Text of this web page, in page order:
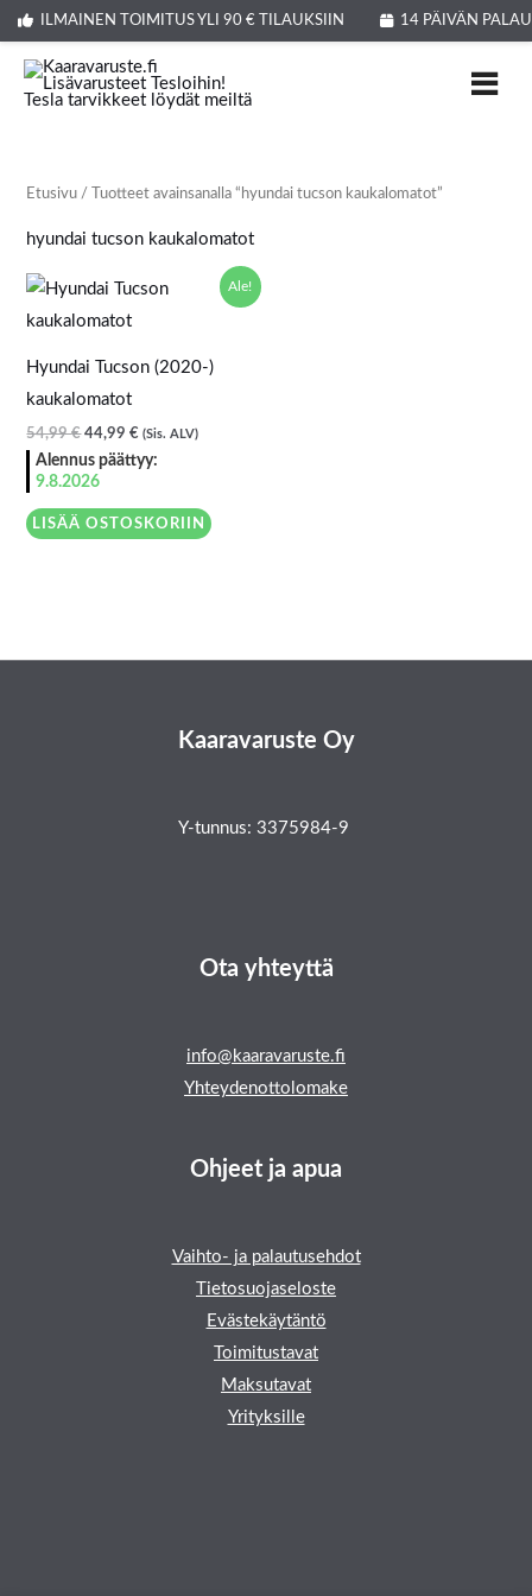
ILMAINEN TOIMITUS YLI 90 € TILAUKSIIN 14 PÄIVÄN
Siirry
sisältöön
Etusivu / Tuotteet avainsanalla “hyundai tucson kaukalomatot”
hyundai tucson kaukalomatot
Ale!
Hyundai Tucson (2020-)
kaukalomatot
54,99€
Alkuperäinen
oli:
44,99€
Nykyinen
(Sis. ALV)
Alennus päättyy:
9.8.2026
LISÄÄ OSTOSKORIIN
Kaaravaruste Oy
Y-tunnus: 3375984-9
Ota yhteyttä
info@kaaravaruste.fi
Yhteydenottolomake
Ohjeet ja apua
Vaihto- ja palautusehdot
Tietosuojaseloste
Evästekäytäntö
Toimitustavat
Maksutavat
Yrityksille